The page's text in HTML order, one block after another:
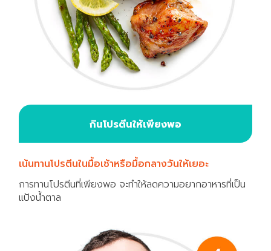
กินโปรตีนให้เพียงพอ
เน้นทานโปรตีนในมื้อเช้าหรือมื้อกลางวันให้เยอะ
การทานโปรตีนที่เพียงพอ จะทำให้ลดความอยากอาหารที่เป็น
แป้งน้ำตาล